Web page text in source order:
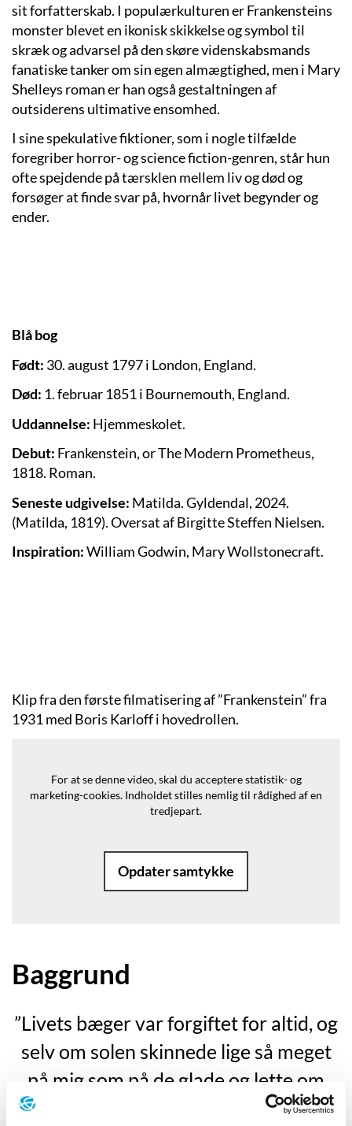
sit forfatterskab. I populærkulturen er Frankensteins
monster blevet en ikonisk skikkelse og symbol til
skræk og advarsel på den skøre videnskabsmands
fanatiske tanker om sin egen almægtighed, men i Mary
Shelleys roman er han også gestaltningen af
outsiderens ultimative ensomhed.
I sine spekulative fiktioner, som i nogle tilfælde
foregriber horror- og science fiction-genren, står hun
ofte spejdende på tærsklen mellem liv og død og
forsøger at finde svar på, hvornår livet begynder og
ender.
Blå bog
Født: 30. august 1797 i London, England.
Død: 1. februar 1851 i Bournemouth, England.
Uddannelse: Hjemmeskolet.
Debut: Frankenstein, or The Modern Prometheus,
1818. Roman.
Seneste udgivelse: Matilda. Gyldendal, 2024.
(Matilda, 1819). Oversat af Birgitte Steffen Nielsen.
Inspiration:William Godwin, Mary Wollstonecraft.
Klip fra den første filmatisering af ”Frankenstein” fra
1931 med Boris Karloff i hovedrollen.
For at se denne video, skal du acceptere statistik- og
marketing-cookies. Indholdet stilles nemlig til rådighed af en
tredjepart.
Opdater samtykke
Baggrund
”Livets bæger var forgiftet for altid, og
selv om solen skinnede lige så meget
på mig som på de glade og lette om
hjertet, så jeg intet andet omkring mig